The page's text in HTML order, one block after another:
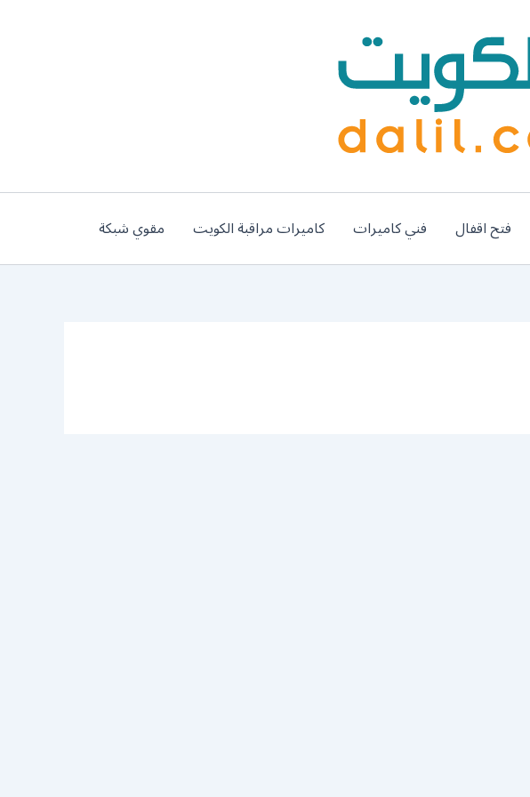
فتح اقفال فني كاميرات كاميرات مراقبة الكويت مقوي شبكة